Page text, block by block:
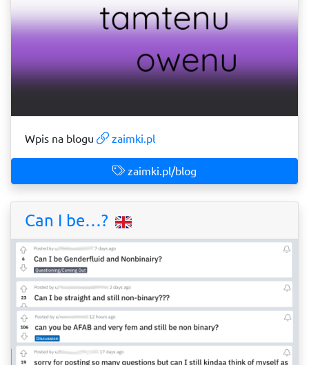
Wpis na blogu zaimki.pl
zaimki.pl/blog
Can I be…?